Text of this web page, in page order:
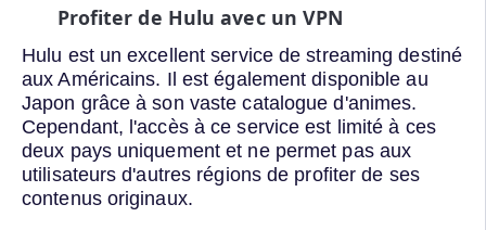
Profiter de Hulu avec un VPN
Hulu est un excellent service de streaming destiné
aux Américains. Il est également disponible au
Japon grâce à son vaste catalogue d'animes.
Cependant, l'accès à ce service est limité à ces
deux pays uniquement et ne permet pas aux
utilisateurs d'autres régions de profiter de ses
contenus originaux.